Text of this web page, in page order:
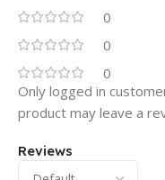
0
0
0
Reviews
Only logged in
product may leave a